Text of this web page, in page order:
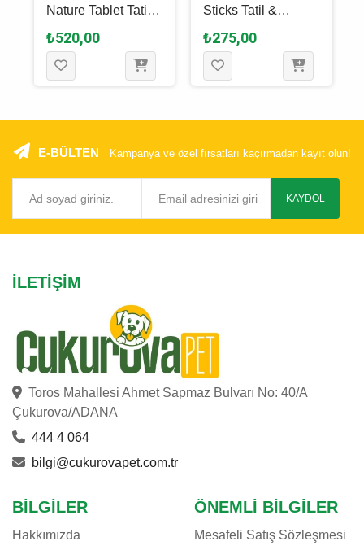
Nature Tablet Tatil &
Haftasonu Yemi 10
Tablet
₺520,00
Sticks Tatil &
Haftasonu Yemi 18
Gr
₺275,00
E-BÜLTEN Kampanya ve özel fırsatları kaçırmadan kayıt olun!
KAYDOL
İLETIŞIM
Toros Mahallesi Ahmet Sapmaz Bulvarı No: 40/A
Çukurova/ADANA
444 4 064
bilgi@cukurovapet.com.tr
BILGILER
Hakkımızda
ÖNEMLI BILGILER
Mesafeli Satış Sözleşmesi